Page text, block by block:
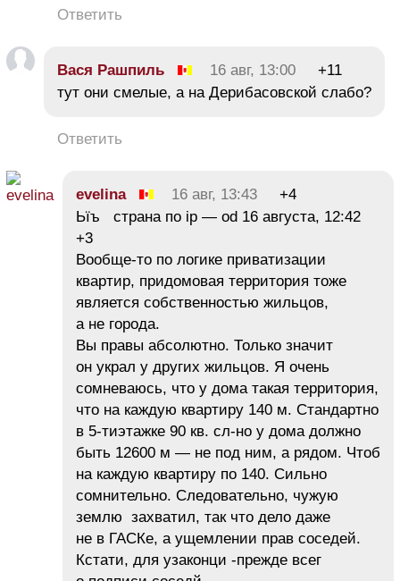
Ответить
Вася Рашпиль 16 авг, 13:00
+11
тут они смелые, а на Дерибасовской слабо?
Ответить
evelina 16 авг, 13:43
+4
Ьїъ страна по ip — od 16 августа, 12:42
+3
Вообще-то по логике приватизации
квартир, придомовая территория тоже
является собственностью жильцов,
а не города.
Вы правы абсолютно. Только значит
он украл у других жильцов. Я очень
сомневаюсь, что у дома такая территория,
что на каждую квартиру 140 м. Стандартно
в 5-тиэтажке 90 кв. сл-но у дома должно
быть 12600 м — не под ним, а рядом. Чтоб
на каждую квартиру по 140. Сильно
сомнительно. Следовательно, чужую
землю захватил, так что дело даже
не в ГАСКе, а ущемлении прав соседей.
Кстати, для узаконци -прежде всег